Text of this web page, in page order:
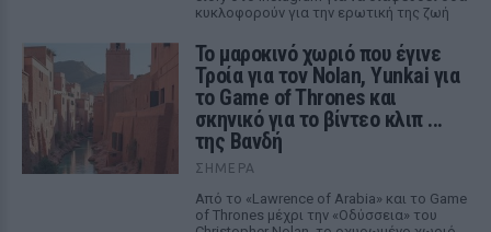
κυκλοφορούν για την ερωτική της ζωή
Το μαροκινό χωριό που έγινε
Τροία για τον Nolan, Yunkai για
το Game of Thrones και
σκηνικό για το βίντεο κλιπ ...
της Βανδή
ΣΉΜΕΡΑ
Από το «Lawrence of Arabia» και το Game
of Thrones μέχρι την «Οδύσσεια» του